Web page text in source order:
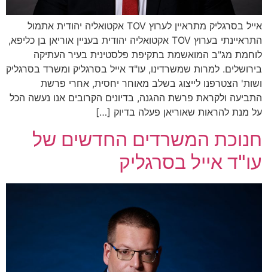
אייל בסרגליק מתראיין לערוץ TOV אקטואליה יהודית אתמול
התראיינתי בערוץ TOV אקטואליה יהודית בעניין אוריאן בן כליפא,
לוחמת מג"ב המואשמת בתקיפת פלסטינית בעיר העתיקה
בירושלים. למרות שמשרדינו, עו"ד אייל בסרגליק ומשרד בסרגליק
ושות' הצטרפנו לייצוג בשלב מאוחר יחסית, אחרי פרשת
התביעה ולקראת פרשת ההגנה, בדיונים הקרובים אנו נעשה הכל
על מנת להראות שאוריאן פעלה בדיוק […]
חנוכת המשרדים החדשים של
עו"ד אייל בסרגליק